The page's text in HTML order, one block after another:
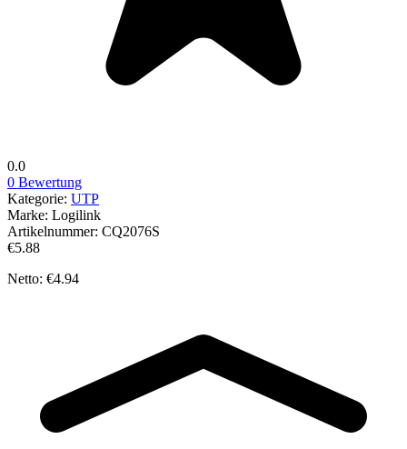
0.0
0 Bewertung
Kategorie: UTP
Marke: Logilink
Artikelnummer: CQ2076S
€5.88
Netto: €4.94